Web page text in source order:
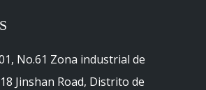
No.61 Zona industrial de
Jinshan Road, Distrito de